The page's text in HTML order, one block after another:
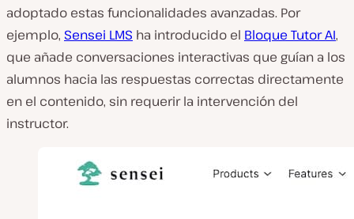
adoptado estas funcionalidades avanzadas. Por
ejemplo, Sensei LMS ha introducido el Bloque Tutor AI,
que añade conversaciones interactivas que guían a los
alumnos hacia las respuestas correctas directamente
en el contenido, sin requerir la intervención del
instructor.